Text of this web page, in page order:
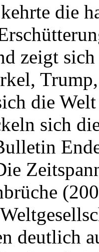
die
zeigt
die
sich
deutlich